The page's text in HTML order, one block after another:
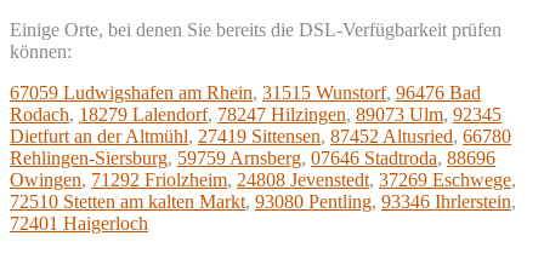
Einige Orte, bei denen Sie bereits die DSL-Verfügbarkeit prüfen
können:
67059 Ludwigshafen am Rhein, 31515 Wunstorf, 96476 Bad
Rodach, 18279 Lalendorf, 78247 Hilzingen, 89073 Ulm, 92345
Dietfurt an der Altmühl, 27419 Sittensen, 87452 Altusried, 66780
Rehlingen-Siersburg, 59759 Arnsberg, 07646 Stadtroda, 88696
Owingen, 71292 Friolzheim, 24808 Jevenstedt, 37269 Eschwege,
72510 Stetten am kalten Markt, 93080 Pentling, 93346 Ihrlerstein,
72401 Haigerloch